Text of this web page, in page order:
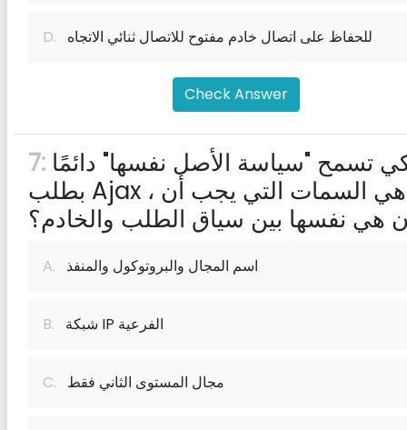
D. للحفاظ على اتصال خادم مفتوح للاتصال ثنائي الاتجاه
Check Answer
7:
بطلب Ajax ، ما هي السمات التي يجب أن
هي نفسها بين سياق الطلب والخادم؟
A. اسم المجال والبروتوكول والمنفذ
B. شبكة IP الفرعية
C. مجال المستوى الثاني فقط